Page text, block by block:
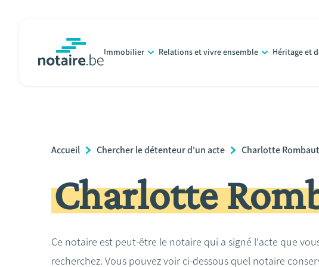
principal
Immobilier Relations et vivre ensemble Héritage et
Breadcrumb
Accueil Chercher le détenteur d'un acte Charlotte Rombaut
Charlotte
Ce notaire est peut-être le notaire qui a signé l'acte que
recherchez. Vous pouvez voir ci-dessous quel notaire